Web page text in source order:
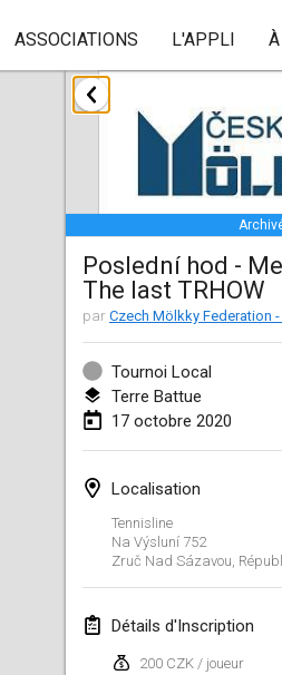
ASSOCIATIONS L'APPLI
Poslední hod -
The last TRHOW
par Czech Mölkky Federation
Tournoi Local
Terre Battue
17 octobre 2020
Localisation
Tennisline
Na Výsluní 752
Zruč Nad Sázavou
Détails d'Inscription
200 CZK / joueur
janvier 2020
New Year's
|
Tournoi Mixte
11 janv. 2020 France
Morukku tama
12 janv. 2020|Japon
Ystävyysturnaus
18 janv. 2020|
19 janv. 2020
Tournoi d'Hiver
25 janv. 2020|France